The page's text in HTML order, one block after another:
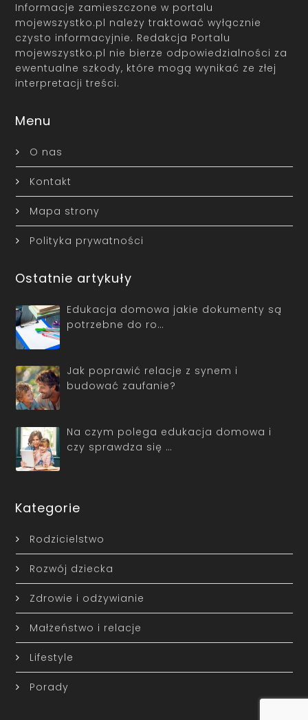
Informacje zamieszczone w portalu
mojewszystko.pl należy traktować wyłącznie
czysto informacyjnie. Redakcja Portalu
mojewszystko.pl nie bierze odpowiedzialności za
ewentualne szkody, które mogą wynikać ze złej
interpretacji treści.
Menu
O nas
Kontakt
Mapa strony
Polityka prywatności
Ostatnie artykuły
Edukacja domowa jakie dokumenty są
potrzebne do ro…
Jak poprawić relacje z synem i
budować zaufanie?
Na czym polega edukacja domowa i
czy sprawdza się …
Kategorie
Rodzicielstwo
Rozwój dziecka
Zdrowie i odżywianie
Małżeństwo i relacje
Lifestyle
Porady